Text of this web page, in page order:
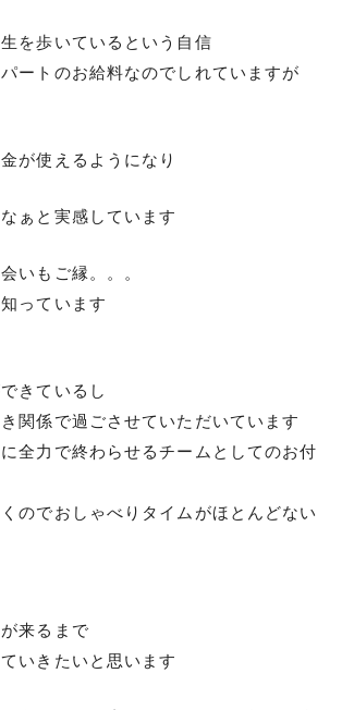
を歩いているという自信
ートのお給料なのでしれていますが
が使えるようになり
ぁと実感しています
いもご縁。。。
っています
きているし
関係で過ごさせていただいています
に全力で終わらせるチームとしてのお付
のでおしゃべりタイムがほとんどない
来るまで
いきたいと思います